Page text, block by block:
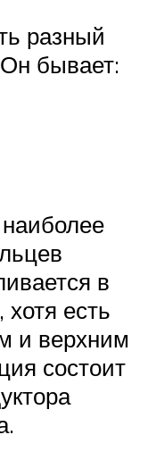
разный
бывает:
в
есть
и верхним
состоит